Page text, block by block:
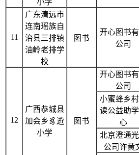
11
广东清远市
连南瑶族自
治县三排镇
油岭老排学
校
图书
开心图书
公司
12
广西恭城县
加会乡豸逰
小学
图书
开心图书
公司
小蜜蜂乡
读公益助
心
北京澄通
公司许黄